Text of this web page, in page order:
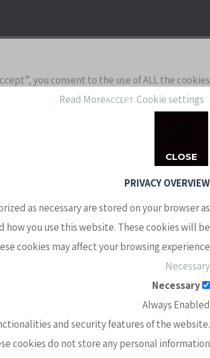
you consent to the use of ALL the cookies.
Cookie settings
ACCEPT
Read More
CLOSE
PRIVACY OVERVIEW
as necessary are stored on your browser as
you use this website. These cookies will be
cookies may affect your browsing experience.
Necessary
Necessary
Always Enabled
and security features of the website.
cookies do not store any personal information.